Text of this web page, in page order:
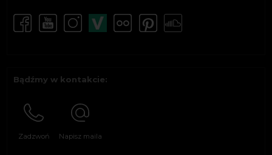
Bądźmy w kontakcie:
Zadzwoń Napisz maila